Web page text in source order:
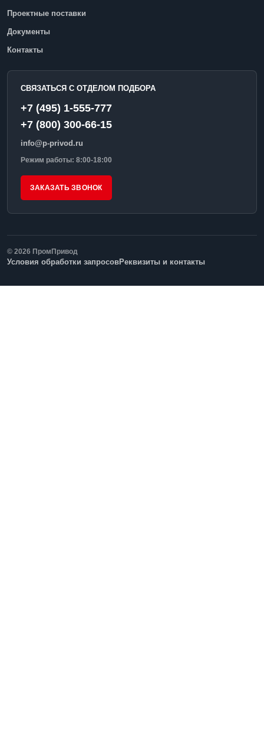
Проектные поставки
Документы
Контакты
СВЯЗАТЬСЯ С ОТДЕЛОМ ПОДБОРА
+7 (495) 1-555-777
+7 (800) 300-66-15
info@p-privod.ru
Режим работы: 8:00-18:00
ЗАКАЗАТЬ ЗВОНОК
© 2026 ПромПривод
Условия обработки запросовРеквизиты и контакты